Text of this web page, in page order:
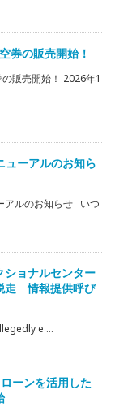
券の販売開始！
販売開始！ 2026年1
ューアルのお知ら
アルのお知らせ いつ
ショナルセンター
走 情報提供呼び
e ...
ーンを活用した